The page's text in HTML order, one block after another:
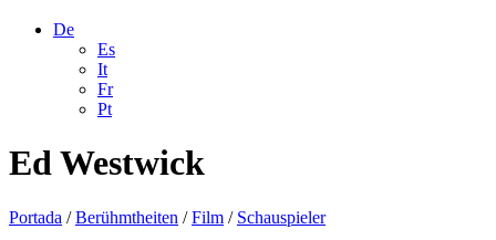
De
Es
It
Fr
Pt
Ed Westwick
Portada /Berühmtheiten /Film / Schauspieler